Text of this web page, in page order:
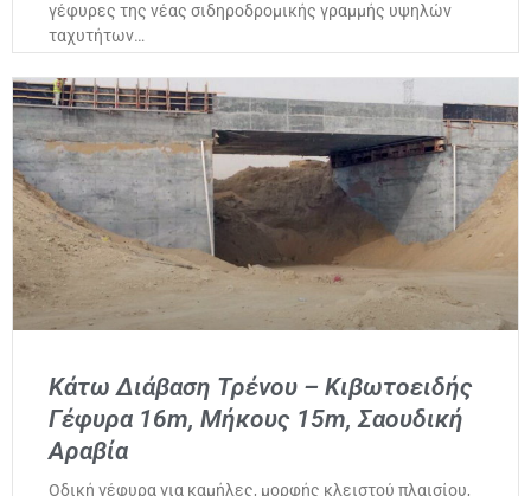
γέφυρες της νέας σιδηροδρομικής γραμμής υψηλών
ταχυτήτων…
Κάτω Διάβαση Τρένου – Κιβωτοειδής
Γέφυρα 16m, Μήκους 15m, Σαουδική
Αραβία
Οδική γέφυρα για καμήλες, μορφής κλειστού πλαισίου,